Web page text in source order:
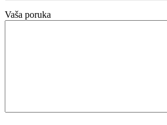
Vaša poruka